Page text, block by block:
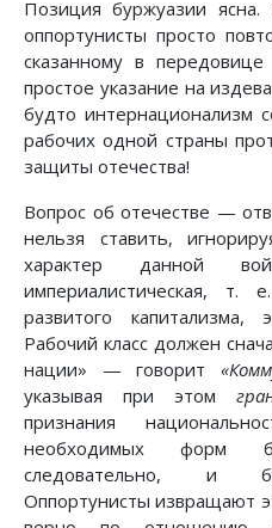
Позиция буржуазии
оппортунисты просто
сказанному в
простое указание на
будто интернационализм
рабочих одной страны
защиты отечества!
Вопрос об отечестве —
нельзя ставить,
характер данной
империалистическая, т.
развитого капитализма,
Рабочий класс должен
нации» — говорит
указывая при этом
признания
необходимых форм
следовательно, и
Оппортунисты извращают